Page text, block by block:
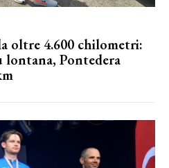
oltre 4.600 chilometri:
lontana, Pontedera